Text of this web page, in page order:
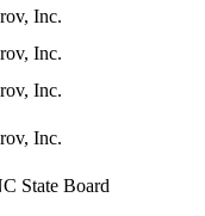
Inc.
Inc.
Inc.
Inc.
State Board